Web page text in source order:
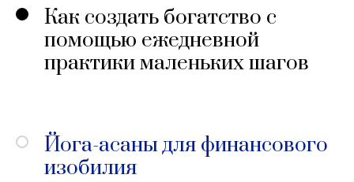
Как создать богатство с
помощью ежедневной
практики маленьких шагов
Йога-асаны для финансового
изобилия